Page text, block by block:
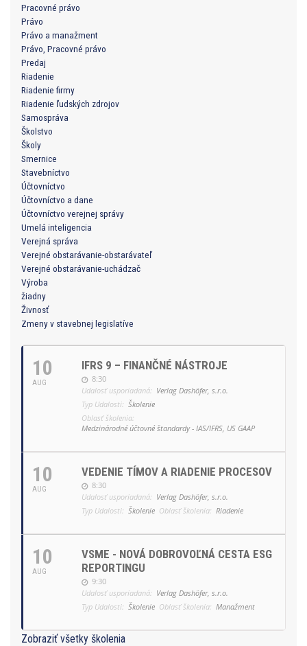
Pracovné právo
Právo
Právo a manažment
Právo, Pracovné právo
Predaj
Riadenie
Riadenie firmy
Riadenie ľudských zdrojov
Samospráva
Školstvo
Školy
Smernice
Stavebníctvo
Účtovníctvo
Účtovníctvo a dane
Účtovníctvo verejnej správy
Umelá inteligencia
Verejná správa
Verejné obstarávanie-obstarávateľ
Verejné obstarávanie-uchádzač
Výroba
žiadny
Živnosť
Zmeny v stavebnej legislatíve
10
AUG
IFRS 9 – FINANČNÉ NÁSTROJE
8:30
Udalosť usporiadaná: Verlag Dashöfer, s.r.o.
Typ Udalosti: Školenie
Oblasť školenia:
Medzinárodné účtovné štandardy - IAS/IFRS, US GAAP
10
AUG
VEDENIE TÍMOV A RIADENIE PROCESOV
8:30
Udalosť usporiadaná: Verlag Dashöfer, s.r.o.
Typ Udalosti: Školenie Oblasť školenia: Riadenie
10
AUG
VSME - NOVÁ DOBROVOĽNÁ CESTA ESG
REPORTINGU
9:30
Udalosť usporiadaná: Verlag Dashöfer, s.r.o.
Typ Udalosti: Školenie Oblasť školenia: Manažment
Zobraziť všetky školenia